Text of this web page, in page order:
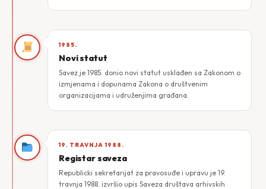
1985.
Novi statut
Savez je 1985. donio novi statut usklađen sa Zakonom o
izmjenama i dopunama Zakona o društvenim
organizacijama i udruženjima građana.
19. TRAVNJA 1988.
Registar saveza
Republicki sekretarijat za pravosuđe i upravu je 19.
travnja 1988. izvršio upis Saveza društava arhivskih